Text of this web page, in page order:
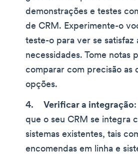
demonstrações e testes
de CRM. Experimente-o
teste-o para ver se satisfaz
necessidades. Tome notas
comparar com precisão as
opções.
Verificar a integração
que o seu CRM se integra
sistemas existentes, tais
encomendas em linha e